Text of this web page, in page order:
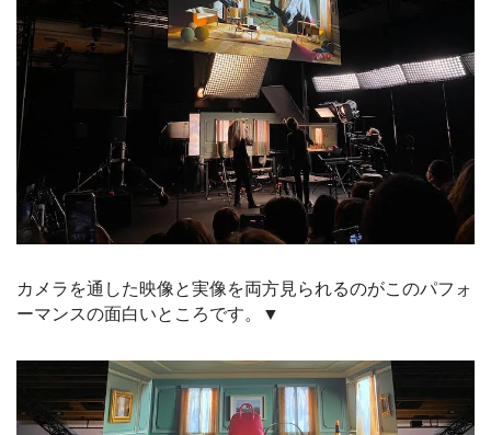
カメラを通した映像と実像を両方見られるのがこのパフォ
ーマンスの面白いところです。▼